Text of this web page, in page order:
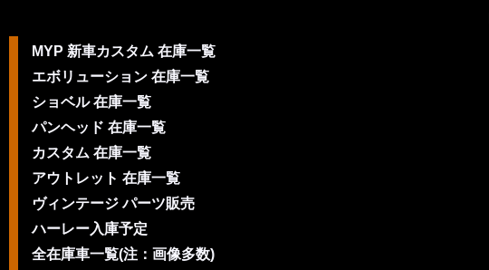
MYP 新車カスタム 在庫一覧
エボリューション 在庫一覧
ショベル 在庫一覧
パンヘッド 在庫一覧
カスタム 在庫一覧
アウトレット 在庫一覧
ヴィンテージ パーツ販売
ハーレー入庫予定
全在庫車一覧(注：画像多数)